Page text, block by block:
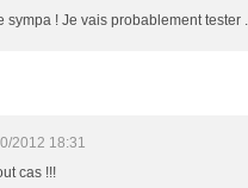
sympa ! Je vais probablement tester ...
2012 18:31
cas !!!